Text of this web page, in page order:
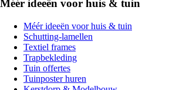
Méér ideeën voor huis & tuin
Méér ideeën voor huis & tuin
Schutting-lamellen
Textiel frames
Trapbekleding
Tuin offertes
Tuinposter huren